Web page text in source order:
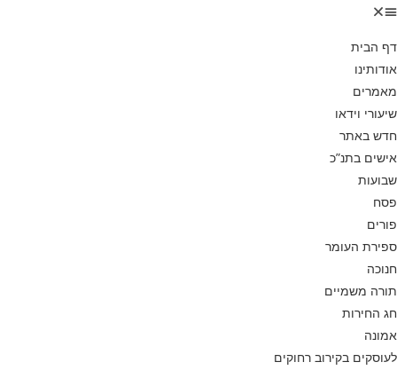
דף הבית
אודותינו
מאמרים
שיעורי וידאו
חדש באתר
אישים בתנ”כ
שבועות
פסח
פורים
ספירת העומר
חנוכה
תורה משמיים
חג החירות
אמונה
לעוסקים בקירוב רחוקים